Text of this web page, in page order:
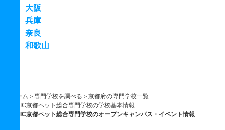
大阪
兵庫
奈良
和歌山
ホーム 専門学校を調べる
京都府の専門学校一覧
YIC京都ペット総合専門学校の学校基本情報
YIC京都ペット総合専門学校のオープンキャンパス・イベント情報